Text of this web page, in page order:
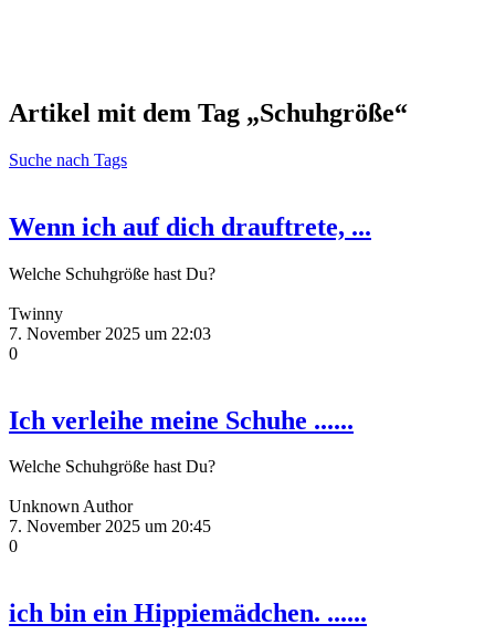
Artikel mit dem Tag „Schuhgröße“
Suche nach Tags
Wenn ich auf dich drauftrete, ...
Welche Schuhgröße hast Du?
Twinny
7. November 2025 um 22:03
0
Ich verleihe meine Schuhe ......
Welche Schuhgröße hast Du?
Unknown Author
7. November 2025 um 20:45
0
ich bin ein Hippiemädchen. ......